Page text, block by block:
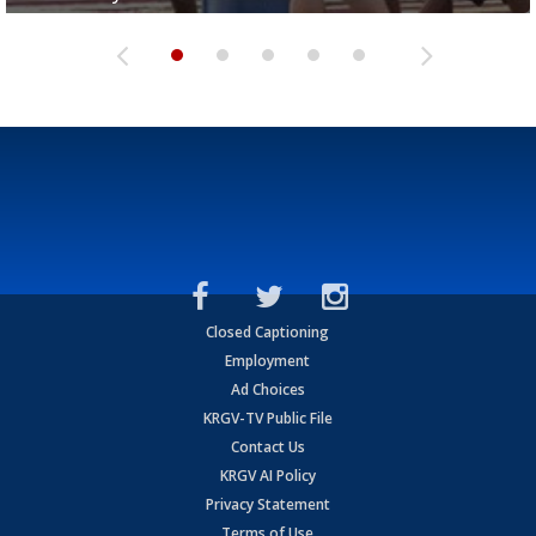
Closed Captioning
Employment
Ad Choices
KRGV-TV Public File
Contact Us
KRGV AI Policy
Privacy Statement